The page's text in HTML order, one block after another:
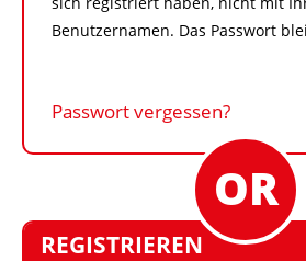
Benutzernamen. Das Passwort
Passwort vergessen?
REGISTRIEREN